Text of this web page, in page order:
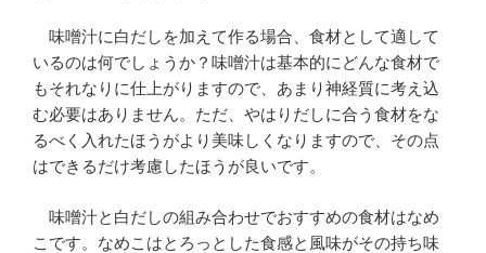
味噌汁に白だしを加えて作る場合、食材として適して
いるのは何でしょうか？味噌汁は基本的にどんな食材で
もそれなりに仕上がりますので、あまり神経質に考え込
む必要はありません。ただ、やはりだしに合う食材をな
るべく入れたほうがより美味しくなりますので、その点
はできるだけ考慮したほうが良いです。
味噌汁と白だしの組み合わせでおすすめの食材はなめ
こです。なめこはとろっとした食感と風味がその持ち味